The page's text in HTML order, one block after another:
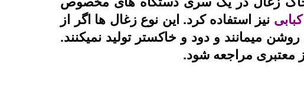
نیز استفاده کرد. این نوع زغال ها اگر از
میمانند و دود و خاکستر تولید نمیکنند.
معتبری مراجعه شود.